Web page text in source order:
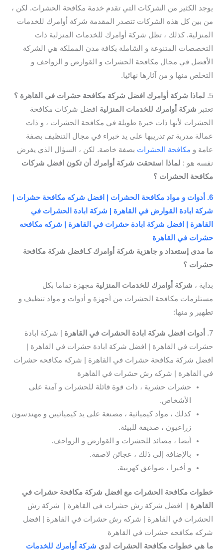
يوجد الكثير من الشركات التي تقدم خدمة مكافحة الحشرات. لكن ،
من بين كل هذه الشركات تتصدر المقدمة شركة أوامرك للخدمات
المنزلية. كذلك ، تظل شركة أوامرك للخدمات المنزلية ذات
التخصصات المتنوعة و الشاملة بكافة مدن المملكة هي الشركة
الأفضل في مجال مكافحة الحشرات و القوارض و الزواحف و
التخلص منها و من آثارها نهائيا.
5. لماذا شركة أوامرك افضل شركة مكافحة حشرات في القاهرة ؟
تعتبر شركة أوامرك للخدمات المنزلية افضل شركات مكافحة
الحشرات لأنها ذات خبرة طويلة في مكافحة الحشرات ، و ذات
عمالة مدربة تم تدريبها على يد خبراء في مجال التنظيف بصفة
عامة و مكافحة الحشرات بصفة خاصة. لكن ، السؤال الذي يفرض
نفسه هو : لماذا
ستحقت شركة أوامرك أن تكون افضل شركات
مكافحة الحشرات ؟
6. أدوات و مواد مكافحة الحشرات | افضل شركه مكافحة حشرات |
شركة ابادة القوارض في القاهرة | شركة ابادة الحشرات في
القاهرة | افضل شركة ابادة حشرات في القاهرة | شركه مكافحه
حشرات في القاهرة
ما مدى إستعداد و جاهزية شركة أوامرك كـافضل شركة مكافحة
حشرات ؟
بداية ، شركة أوامرك للخدمات المنزلية مجهزة تماما بكل
مستلزمات مكافحة الحشرات من أجهزة و أدوات و مواد تنظيف و
تطهير و منها:
7. أدوات افضل شركة ابادة الحشرات في القاهرة | شركة ابادة
حشرات في القاهرة | افضل شركة ابادة حشرات في القاهرة |
افضل شركة مكافحة حشرات في القاهرة | شركه مكافحه حشرات
في القاهرة | شركه رش حشرات في القاهرة
حشرات حشرية ، ذات قوة قائلة للحشرات و آمنة على
الأشخاص.
كذلك ، مواد كيميائية ، مصنعة على يد كيميائيين و مهندسون
زراعيون ، صديقة للبيئة.
أيضا ، مصائد للحشرات و القوارض و الزواحف.
بالإضافة إلى ذلك ، عجائن لاصقة.
و أخيرا ، صواعق كهربية.
خطوات مكافحة الحشرات مع افضل شركة مكافحة حشرات في
القاهرة | افضل شركة رش حشرات في القاهرة | شركة رش
الحشرات في القاهرة | شركه رش حشرات في القاهرة | افضل
شركه مكافحه حشرات في القاهرة
ما هي خطوات مكافحة الحشرات لدي شركة أوامرك للخدمات